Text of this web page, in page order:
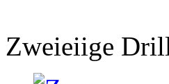
Zweieiige